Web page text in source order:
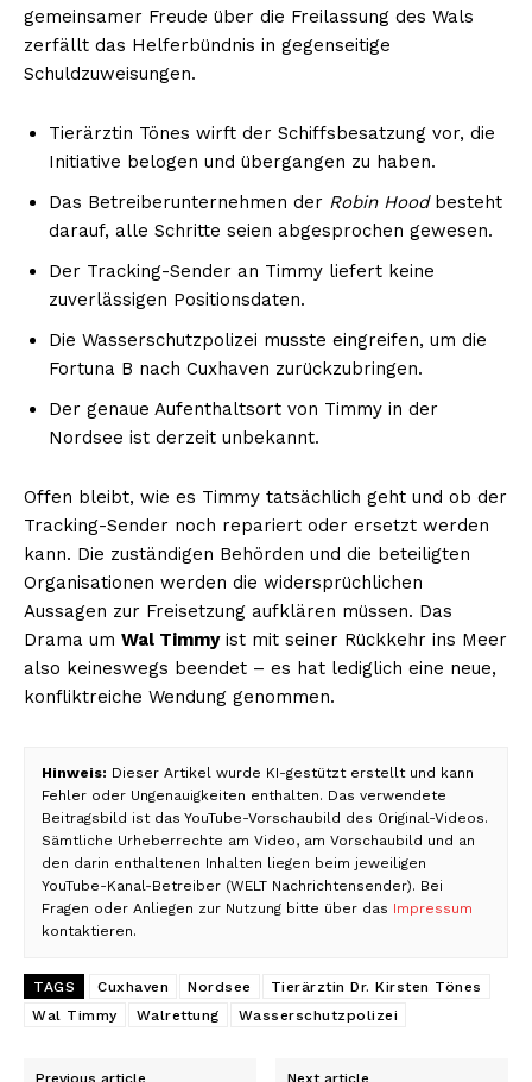
gemeinsamer Freude über die Freilassung des Wals
zerfällt das Helferbündnis in gegenseitige
Schuldzuweisungen.
Tierärztin Tönes wirft der Schiffsbesatzung vor, die
Initiative belogen und übergangen zu haben.
Das Betreiberunternehmen der Robin Hoodbesteht
darauf, alle Schritte seien abgesprochen gewesen.
Der Tracking-Sender an Timmy liefert keine
zuverlässigen Positionsdaten.
Die Wasserschutzpolizei musste eingreifen, um die
Fortuna B nach Cuxhaven zurückzubringen.
Der genaue Aufenthaltsort von Timmy in der
Nordsee ist derzeit unbekannt.
Offen bleibt, wie es Timmy tatsächlich geht und ob der
Tracking-Sender noch repariert oder ersetzt werden
kann. Die zuständigen Behörden und die beteiligten
Organisationen werden die widersprüchlichen
Aussagen zur Freisetzung aufklären müssen. Das
Drama um Wal Timmyist mit seiner Rückkehr ins Meer
also keineswegs beendet – es hat lediglich eine neue,
konfliktreiche Wendung genommen.
Hinweis: Dieser Artikel wurde KI-gestützt erstellt und kann
Fehler oder Ungenauigkeiten enthalten. Das verwendete
Beitragsbild ist das YouTube-Vorschaubild des Original-Videos.
Sämtliche Urheberrechte am Video, am Vorschaubild und an
den darin enthaltenen Inhalten liegen beim jeweiligen
YouTube-Kanal-Betreiber (WELT Nachrichtensender). Bei
Fragen oder Anliegen zur Nutzung bitte über das Impressum
kontaktieren.
TAGS Cuxhaven Nordsee
Tierärztin Dr. Kirsten Tönes
Wal Timmy
Walrettung Wasserschutzpolizei
Previous article Next article